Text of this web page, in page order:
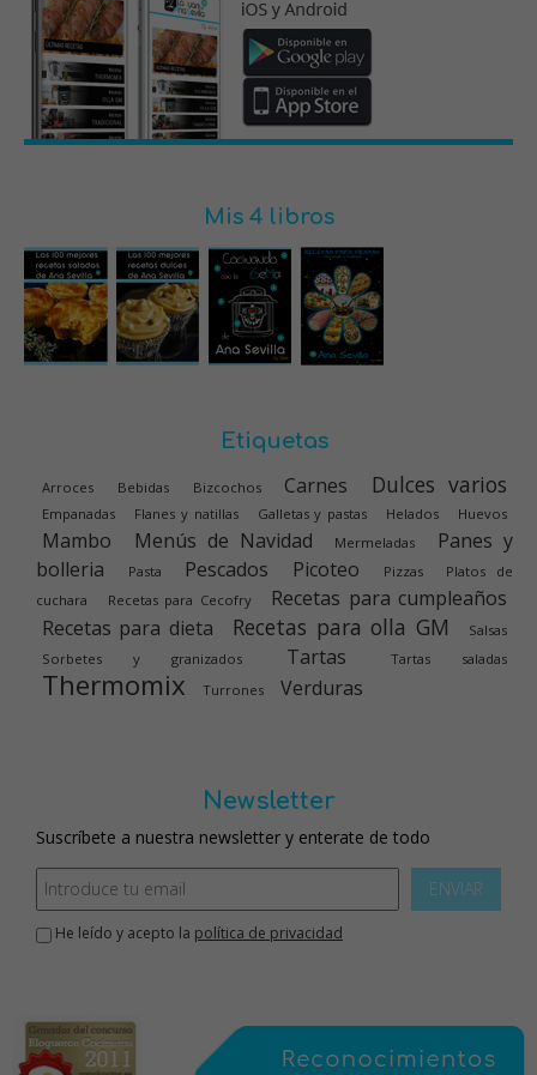
Mis 4 libros
Etiquetas
Arroces Bebidas Bizcochos Carnes Dulces varios
Empanadas Flanes y natillas Galletas y pastas Helados Huevos
Mambo Menús de Navidad Mermeladas
Panes y
bolleria
Pasta Pescados Picoteo Pizzas
Platos de
cuchara
Recetas para Cecofry
Recetas para cumpleaños
Recetas para dieta
Recetas para olla GM
Salsas
Sorbetes y granizados
Tartas Tartas saladas
Thermomix Turrones Verduras
Newsletter
Suscríbete a nuestra newsletter y enterate de todo
ENVIAR
He leído y acepto la política de privacidad